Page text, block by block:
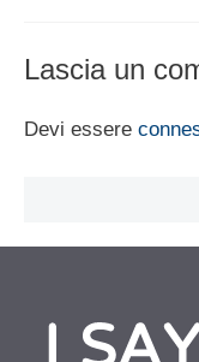
Lascia un
Devi essere